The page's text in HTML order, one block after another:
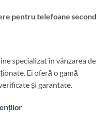
pentru telefoane second
specializat în vânzarea de
Ei oferă o gamă
și garantate.